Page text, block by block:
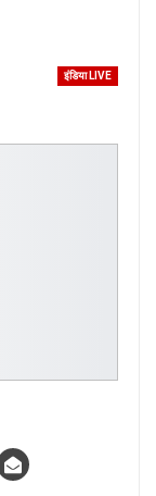
इंडिया LIVE